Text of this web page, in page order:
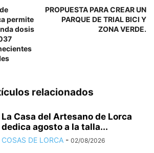
permite
dosis
PROPUESTA PARA CREAR UN
PARQUE DE TRIAL BICI Y
ZONA VERDE.
relacionados
La Casa del Artesano de Lorca
dedica agosto a la talla...
COSAS DE LORCA - 02/08/2026